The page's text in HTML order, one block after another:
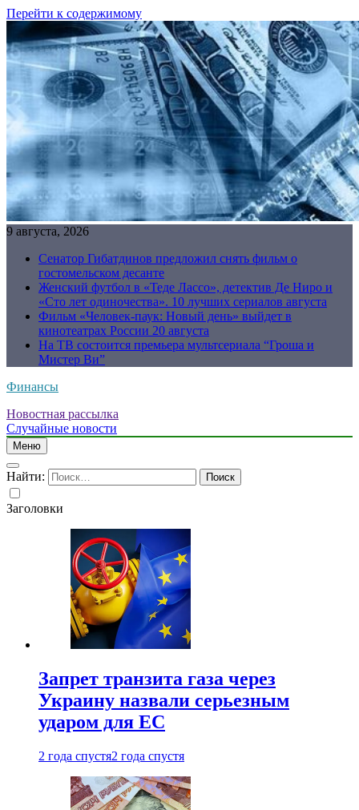
Перейти к содержимому
9 августа, 2026
Сенатор Гибатдинов предложил снять фильм о
гостомельском десанте
Женский футбол в «Теде Лассо», детектив Де Ниро и
«Сто лет одиночества». 10 лучших сериалов августа
Фильм «Человек-паук: Новый день» выйдет в
кинотеатрах России 20 августа
На ТВ состоится премьера мультсериала “Гроша и
Мистер Ви”
Финансы
Новостная рассылка
Случайные новости
Меню
Найти:
Заголовки
Запрет транзита газа через
Украину назвали серьезным
ударом для ЕС
2 года спустя2 года спустя